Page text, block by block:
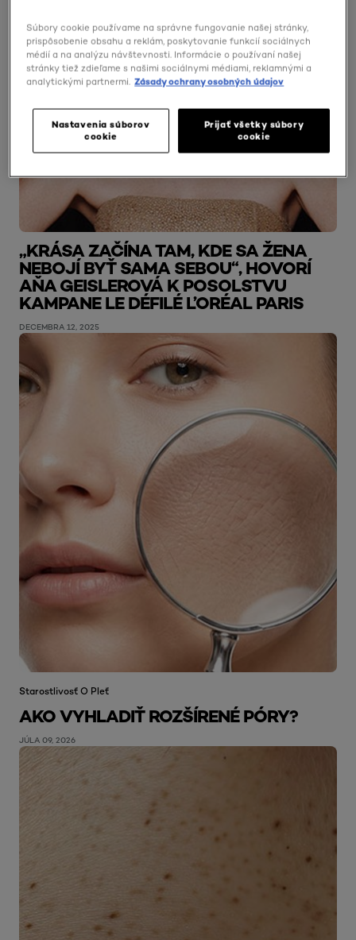
„KRÁSA ZAČÍNA TAM, KDE SA ŽENA
NEBOJÍ BYŤ SAMA SEBOU“, HOVORÍ
AŇA GEISLEROVÁ K POSOLSTVU
KAMPANE LE DÉFILÉ L’ORÉAL PARIS
DECEMBRA 12, 2025
Starostlivosť O Pleť
AKO VYHLADIŤ ROZŠÍRENÉ PÓRY?
JÚLA 09, 2026
Súbory cookie používame na správne fungovanie našej stránky,
prispôsobenie obsahu a reklám, poskytovanie funkcií sociálnych
médií a na analýzu návštevnosti. Informácie o používaní našej
stránky tiež zdieľame s našimi sociálnymi médiami, reklamnými a
analytickými partnermi. Zásady ochrany osobných údajov
Nastavenia súborov
cookie
Prijať všetky súbory
cookie